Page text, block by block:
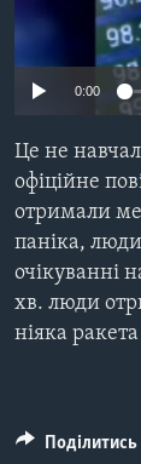
ЕКОНОМІКА
ІСТОРІЇ
ЧАС-TIME
СТУДІЯ
ВІКНО В
ПРАЙМ-
ПОГЛЯД З
ENGLISH
Learning
МИ В
Мови
0:00
Це не
офіційне
отримали
паніка,
очікуванні
хв. люди
ніяка
Поділитись